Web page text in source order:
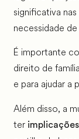
significativa
necessidade
É importante
direito de
e para ajudar a
Além disso, a
ter